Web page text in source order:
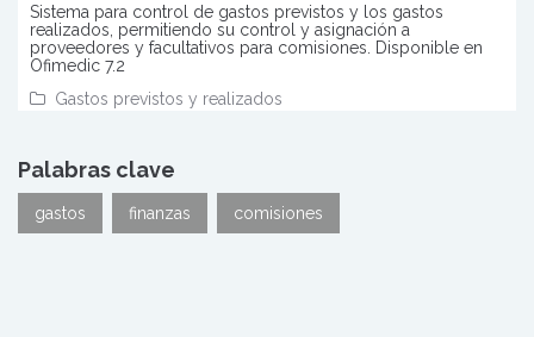
Sistema para control de gastos previstos y los gastos
realizados, permitiendo su control y asignación a
proveedores y facultativos para comisiones. Disponible en
Ofimedic 7.2
Gastos previstos y realizados
Palabras clave
gastos finanzas comisiones